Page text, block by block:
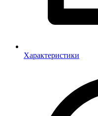
Характеристики